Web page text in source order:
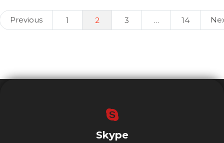
Posts
Previous 1 2 3 … 14
Skype